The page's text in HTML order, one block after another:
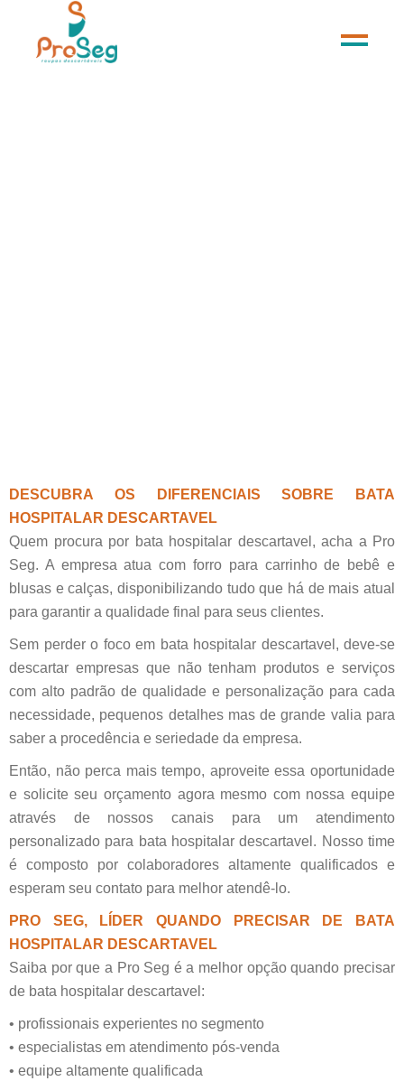
DESCUBRA OS DIFERENCIAIS SOBRE BATA
HOSPITALAR DESCARTAVEL
Quem procura por bata hospitalar descartavel, acha a Pro
Seg. A empresa atua com forro para carrinho de bebê e
blusas e calças, disponibilizando tudo que há de mais atual
para garantir a qualidade final para seus clientes.
Sem perder o foco em bata hospitalar descartavel, deve-se
descartar empresas que não tenham produtos e serviços
com alto padrão de qualidade e personalização para cada
necessidade, pequenos detalhes mas de grande valia para
saber a procedência e seriedade da empresa.
Então, não perca mais tempo, aproveite essa oportunidade
e solicite seu orçamento agora mesmo com nossa equipe
através de nossos canais para um atendimento
personalizado para bata hospitalar descartavel. Nosso time
é composto por colaboradores altamente qualificados e
esperam seu contato para melhor atendê-lo.
PRO SEG, LÍDER QUANDO PRECISAR DE BATA
HOSPITALAR DESCARTAVEL
Saiba por que a Pro Seg é a melhor opção quando precisar
de bata hospitalar descartavel:
• profissionais experientes no segmento
• especialistas em atendimento pós-venda
• equipe altamente qualificada